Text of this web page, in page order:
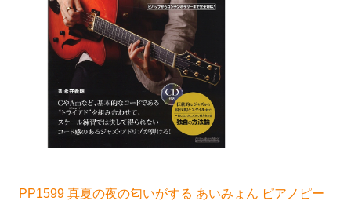
PP1599 真夏の夜の匂いがする あいみょん ピアノピー